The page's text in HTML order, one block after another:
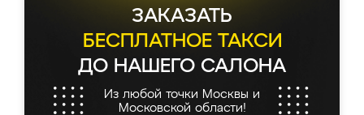
ЗАКАЗАТЬ
БЕСПЛАТНОЕ ТАКСИ
ДО НАШЕГО САЛОНА
Из любой точки Москвы и
Московской области!